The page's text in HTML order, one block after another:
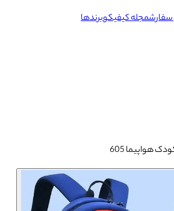
سفارشمجله کیفیکوبرندها
هواپیما 605